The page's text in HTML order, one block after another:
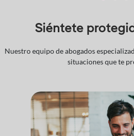
Siéntete
Nuestro equipo de abogados
situaciones que te